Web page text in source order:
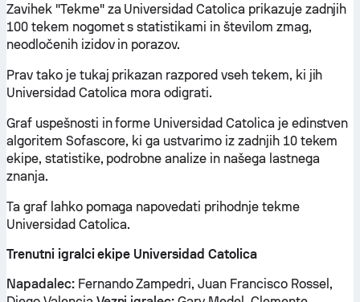
Zavihek "Tekme" za Universidad Catolica prikazuje zadnjih
100 tekem nogomet s statistikami in številom zmag,
neodločenih izidov in porazov.
Prav tako je tukaj prikazan razpored vseh tekem, ki jih
Universidad Catolica mora odigrati.
Graf uspešnosti in forme Universidad Catolica je edinstven
algoritem Sofascore, ki ga ustvarimo iz zadnjih 10 tekem
ekipe, statistike, podrobne analize in našega lastnega
znanja.
Ta graf lahko pomaga napovedati prihodnje tekme
Universidad Catolica.
Trenutni igralci ekipe Universidad Catolica
Napadalec:Fernando Zampedri, Juan Francisco Rossel,